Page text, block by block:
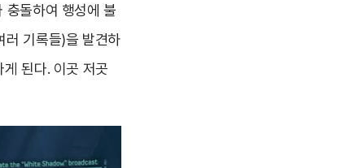
충돌하여 행성에 불
러 기록들)을 발견하
된다. 이곳 저곳